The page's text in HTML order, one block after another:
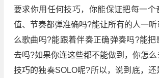
要求你用任何技巧，你能保证把每一个
值、节奏都弹准确吗?能让所有的人一
么歌曲吗?能跟着伴奏正确弹奏吗?能把
去吗?如果你连这些都不能做到，你怎
技巧的独奏SOLO呢?所以，说到底，